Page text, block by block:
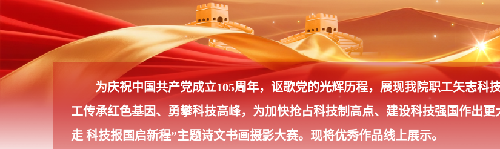
为庆祝中国共产党成立105周年，讴歌党的光辉历程，展现我院职工矢志科
工传承红色基因、勇攀科技高峰，为加快抢占科技制高点、建设科技强国作出
走 科技报国启新程”主题诗文书画摄影大赛。现将优秀作品线上展示。